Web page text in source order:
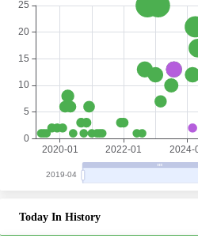
Today In History